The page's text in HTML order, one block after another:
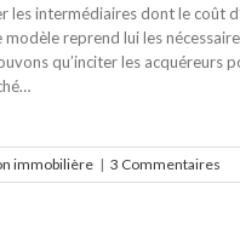
les intermédiaires dont le
reprend lui les
qu’inciter les
immobilière | 3 Commentaires